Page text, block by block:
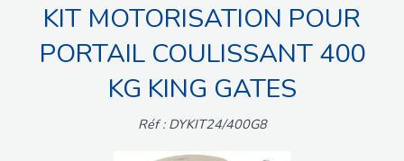
MOTORISATIONS
ACCESSOIRES ET ELECTRONIQUES
INTERPHONES VISIOPHONES
KIT MOTORISATION POUR
PORTAIL COULISSANT 400
KG KING GATES
Réf : DYKIT24/400G8